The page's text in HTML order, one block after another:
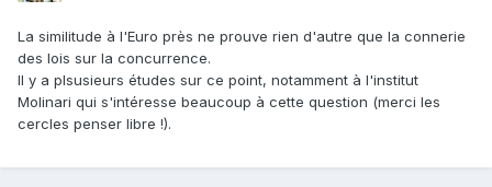
La similitude à l'Euro près ne prouve rien d'autre que la connerie
des lois sur la concurrence.
Il y a plsusieurs études sur ce point, notamment à l'institut
Molinari qui s'intéresse beaucoup à cette question (merci les
cercles penser libre !).